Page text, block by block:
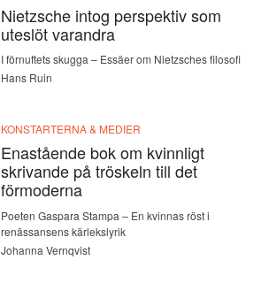
Nietzsche intog perspektiv som
uteslöt varandra
I förnuftets skugga – Essäer om Nietzsches filosofi
Hans Ruin
KONSTARTERNA & MEDIER
Enastående bok om kvinnligt
skrivande på tröskeln till det
förmoderna
Poeten Gaspara Stampa – En kvinnas röst i
renässansens kärlekslyrik
Johanna Vernqvist